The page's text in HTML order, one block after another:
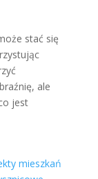
stać się
ale
jest